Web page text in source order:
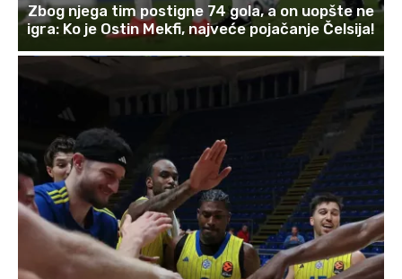
Zbog njega tim postigne 74 gola, a on uopšte ne
igra: Ko je Ostin Mekfi, najveće pojačanje Čelsija!